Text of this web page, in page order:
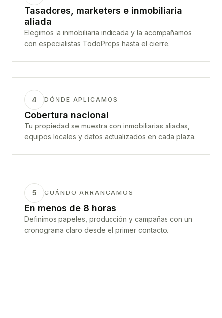
Tasadores, marketers e inmobiliaria
aliada
Elegimos la inmobiliaria indicada y la acompañamos
con especialistas TodoProps hasta el cierre.
4 DÓNDE APLICAMOS
Cobertura nacional
Tu propiedad se muestra con inmobiliarias aliadas,
equipos locales y datos actualizados en cada plaza.
5 CUÁNDO ARRANCAMOS
En menos de 8 horas
Definimos papeles, producción y campañas con un
cronograma claro desde el primer contacto.